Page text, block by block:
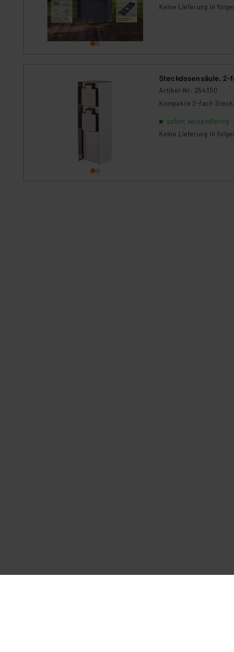
Kommission sowie einer
Daten, verbundenen Risiken.“
Keine Lieferung in
Steckdosensäule, 2-
Artikel-Nr. 254350
Kompakte 2-fach
sofort versandfertig
Keine Lieferung in